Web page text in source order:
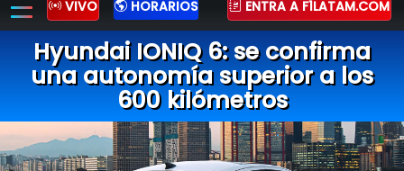
VIVO HORARIOS ENTRA A F1LATAM.COM
Hyundai IONIQ 6: se confirma
una autonomía superior a los
600 kilómetros